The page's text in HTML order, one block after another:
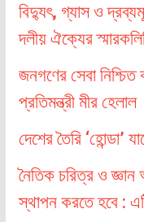
বিদ্যুৎ, গ্যাস ও
দলীয় ঐক্যের
জনগণের সেবা
প্রতিমন্ত্রী মীর হেলাল
দেশের তৈরি ‘হোন্ডা’
নৈতিক চরিত্র ও জ্ঞান
স্থাপন করতে হবে :